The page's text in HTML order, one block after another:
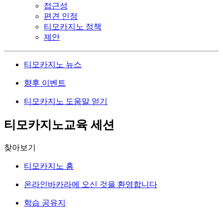
접근성
편견 인정
티모카지노 정책
제안
티모카지노 뉴스
향후 이벤트
티모카지노 도움말 얻기
티모카지노교육 세션
찾아보기
티모카지노 홈
온라인바카라에 오신 것을 환영합니다
학습 공유지